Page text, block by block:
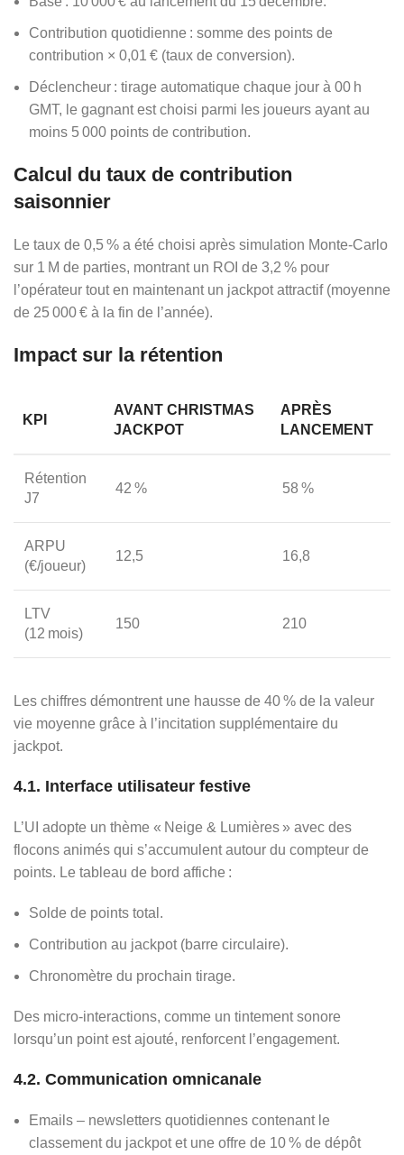
Contribution quotidienne : somme des points de
contribution × 0,01 € (taux de conversion).
Déclencheur : tirage automatique chaque jour à 00 h
GMT, le gagnant est choisi parmi les joueurs ayant au
moins 5 000 points de contribution.
Calcul du taux de contribution
saisonnier
Le taux de 0,5 % a été choisi après simulation Monte‑Carlo
sur 1 M de parties, montrant un ROI de 3,2 % pour
l’opérateur tout en maintenant un jackpot attractif (moyenne
de 25 000 € à la fin de l’année).
Impact sur la rétention
KPI
AVANT CHRISTMAS
JACKPOT
APRÈS
LANCEMENT
Rétention
J7
42 % 58 %
ARPU
(€/joueur)
12,5 16,8
LTV
(12 mois)
150 210
Les chiffres démontrent une hausse de 40 % de la valeur
vie moyenne grâce à l’incitation supplémentaire du
jackpot.
4.1. Interface utilisateur festive
L’UI adopte un thème « Neige & Lumières » avec des
flocons animés qui s’accumulent autour du compteur de
points. Le tableau de bord affiche :
Solde de points total.
Contribution au jackpot (barre circulaire).
Chronomètre du prochain tirage.
Des micro‑interactions, comme un tintement sonore
lorsqu’un point est ajouté, renforcent l’engagement.
4.2. Communication omnicanale
Emails – newsletters quotidiennes contenant le
classement du jackpot et une offre de 10 % de dépôt